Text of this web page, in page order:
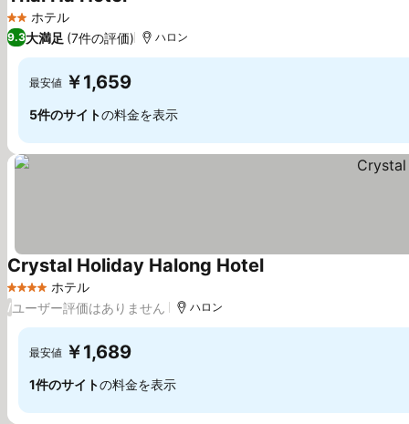
2 ホテルのランク
ホテル
料金を表示
9.3大満足 (7件の評価) ハロン
最安値 ￥1,659
5件のサイトの料金を表示
4 ホテルのランク
ホテル
Crystal Holiday Halong Hotel料金を表示
/ユーザー評価はありません ハロン
最安値 ￥1,689
1件のサイトの料金を表示